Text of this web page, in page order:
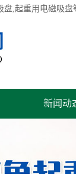
盘,起重用电磁吸盘
新闻动